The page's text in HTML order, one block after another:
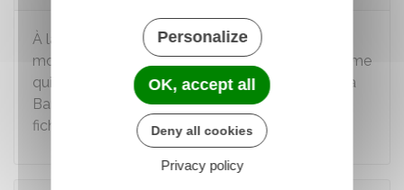
À la fin de la durée d'inscription au FICP ou au
moment d'une désinscription anticipée, l'organisme
qui avait déclaré les incidents doit demander à la
Banque de France d'effacer ces informations du
fichier.
Personalize
OK, accept all
Deny all cookies
Privacy policy